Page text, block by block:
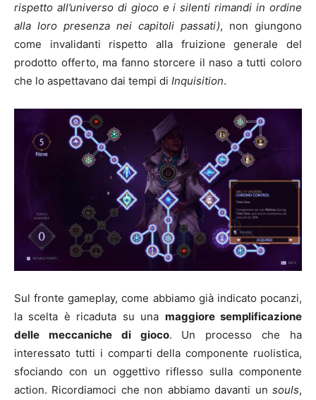
rispetto all’universo di gioco e i silenti rimandi in ordine
alla loro presenza nei capitoli passati), non giungono
come invalidanti rispetto alla fruizione generale del
prodotto offerto, ma fanno storcere il naso a tutti coloro
che lo aspettavano dai tempi di Inquisition.
Sul fronte gameplay, come abbiamo già indicato pocanzi,
la scelta è ricaduta su una maggiore semplificazione
delle meccaniche di gioco. Un processo che ha
interessato tutti i comparti della componente ruolistica,
sfociando con un oggettivo riflesso sulla componente
action. Ricordiamoci che non abbiamo davanti un souls,